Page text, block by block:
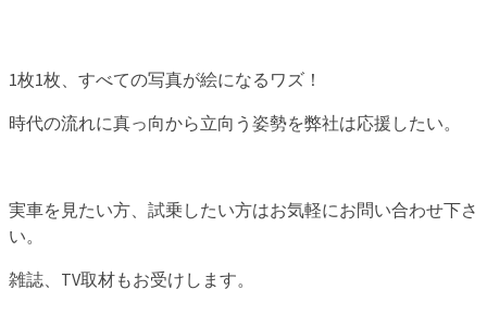
1枚1枚、すべての写真が絵になるワズ！
時代の流れに真っ向から立向う姿勢を弊社は応援したい。
実車を見たい方、試乗したい方はお気軽にお問い合わせ下さ
い。
雑誌、TV取材もお受けします。